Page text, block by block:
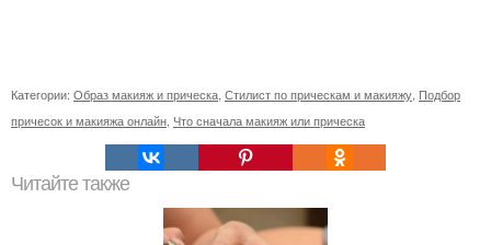
Категории: Образ макияж и прическа Стилист по прическам и макияжу Подбор
причесок и макияжа онлайн Что сначала макияж или прическа
Читайте также